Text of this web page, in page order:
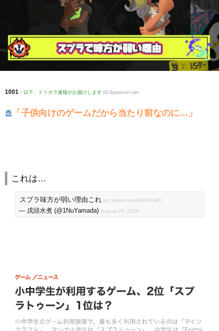
1001 : 以下、トリカラ速報がお届けします ID:Splatoon.net
「子供向けのゲームだから当たり前なのに…」
これは…
スプラ味方が弱い理由これ pic.twitter.com/Gi00KLitkD
— 戌頭水煮 (@1NuYamada) August 25, 2024